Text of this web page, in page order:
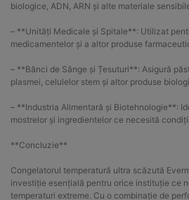
biologice, ADN, ARN și alte materiale
– **Unități Medicale și Spitale**: Utilizat
medicamentelor și a altor produse
– **Bănci de Sânge și Țesuturi**: Asigură
plasmei, celulelor stem și altor produse
– **Industria Alimentară și Biotehnologie**:
mostrelor și ingredientelor ce necesită
**Concluzie**
Congelatorul temperatură ultra scăzută
investiție esențială pentru orice instituție ce
temperaturi extreme. Cu o combinație de